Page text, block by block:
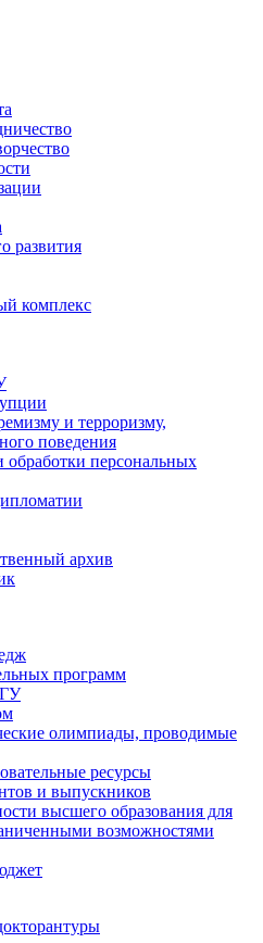
развития
комплекс
и терроризму,
поведения
персональных
архив
программ
олимпиады, проводимые
ресурсы
и выпускников
высшего образования для
возможностями